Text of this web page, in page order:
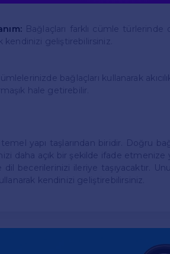
Bağlaçları farklı cümle türlerinde
kendinizi geliştirebilirsiniz.
bağlaçları kullanarak
hale getirebilir.
yapı taşlarından biridir. Doğru
daha açık bir şekilde ifade etmenize
becerilerinizi ileriye taşıyacaktır.
kendinizi geliştirebilirsiniz.